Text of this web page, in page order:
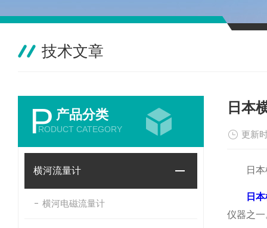
技术文章
P 产品分类
RODUCT CATEGORY
横河流量计
横河电磁流量计
日本
更新
日本横
日
仪器之一